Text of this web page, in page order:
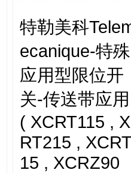
特勒美科
ecanique-特殊
应用型限位开
关-传送带应用
( XCRT115 ,
RT215 ,
15 , XCRZ90